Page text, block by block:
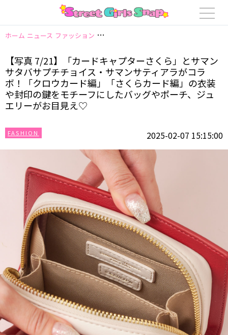
ホーム ニュース ファッション 【写真 7/21】「カードキャプターさくら
【写真 7/21】「カードキャプターさくら」とサマン
サタバサプチチョイス・サマンサティアラがコラ
ボ！「クロウカード編」「さくらカード編」の衣装
や封印の鍵をモチーフにしたバッグやポーチ、ジュ
エリーがお目見え♡
FASHION 2025-02-07 15:15:00